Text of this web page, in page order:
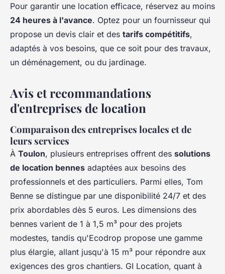
Pour garantir une location efficace, réservez au moins
24 heures à l'avance. Optez pour un fournisseur qui
propose un devis clair et des tarifs compétitifs,
adaptés à vos besoins, que ce soit pour des travaux,
un déménagement, ou du jardinage.
Avis et recommandations
d'entreprises de location
Comparaison des entreprises locales et de
leurs services
À Toulon, plusieurs entreprises offrent des solutions
de location bennes adaptées aux besoins des
professionnels et des particuliers. Parmi elles, Tom
Benne se distingue par une disponibilité 24/7 et des
prix abordables dès 5 euros. Les dimensions des
bennes varient de 1 à 1,5 m³ pour des projets
modestes, tandis qu'Ecodrop propose une gamme
plus élargie, allant jusqu'à 15 m³ pour répondre aux
exigences des gros chantiers. GI Location, quant à